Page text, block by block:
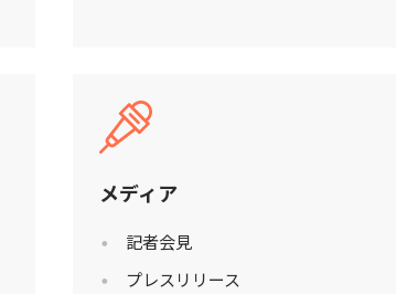
メディア
記者会見
プレスリリース